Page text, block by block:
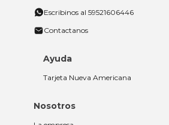
Escribinos al 59521606446
Contactanos
Ayuda
Tarjeta Nueva Americana
Nosotros